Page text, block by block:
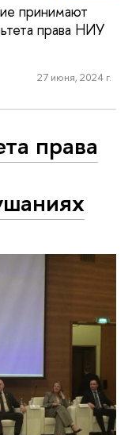
принимают
права НИУ
27 июня, 2024 г.
права